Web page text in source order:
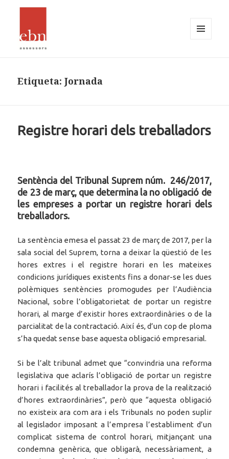
Etiqueta:Jornada
Registre horari dels treballadors
Sentència del Tribunal Suprem núm. 246/2017,
de 23 de març, que determina la no obligació de
les empreses a portar un registre horari dels
treballadors.
La sentència emesa el passat 23 de març de 2017, per la
sala social del Suprem, torna a deixar la qüestió de les
hores extres i el registre horari en les mateixes
condicions jurídiques existents fins a donar-se les dues
polèmiques sentències promogudes per l’Audiència
Nacional, sobre l’obligatorietat de portar un registre
horari, al marge d’existir hores extraordinàries o de la
parcialitat de la contractació. Així és, d’un cop de ploma
s’ha quedat sense base aquesta obligació empresarial.
Si be l’alt tribunal admet que “convindria una reforma
legislativa que aclarís l’obligació de portar un registre
horari i facilités al treballador la prova de la realització
d’hores extraordinàries”, però que “aquesta obligació
no existeix ara com ara i els Tribunals no poden suplir
al legislador imposant a l’empresa l’establiment d’un
complicat sistema de control horari, mitjançant una
condemna genèrica, que obligarà, necessàriament, a